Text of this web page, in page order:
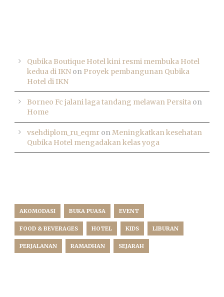
Qubika Boutique Hotel kini resmi membuka Hotel
kedua di IKN on Proyek pembangunan Qubika
Hotel di IKN
Borneo Fc jalani laga tandang melawan Persita on
Home
vsehdiplom_ru_eqmr onMeningkatkan kesehatan
Qubika Hotel mengadakan kelas yoga
AKOMODASI BUKA PUASA EVENT
FOOD & BEVERAGES HOTEL KIDS LIBURAN
PERJALANAN RAMADHAN SEJARAH